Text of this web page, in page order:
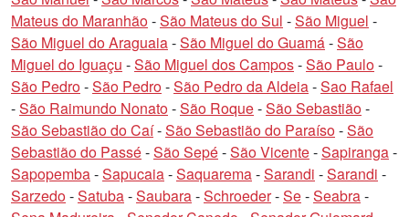
Mateus do Maranhão-São Mateus do Sul -São Miguel -
São Miguel do Araguaia-São Miguel do Guamá-São
Miguel do Iguaçu -São Miguel dos Campos-São Paulo-
São Pedro-São Pedro-São Pedro da Aldeia-Sao Rafael
-São Raimundo Nonato-São Roque-São Sebastião-
São Sebastião do Caí-São Sebastião do Paraíso-São
Sebastião do Passé-São Sepé-São Vicente-Sapiranga-
Sapopemba-Sapucaia-Saquarema-Sarandi -Sarandi -
Sarzedo-Satuba-Saubara-Schroeder-Se-Seabra-